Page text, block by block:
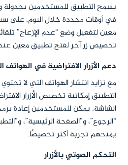
يسمح التطبيق للمستخدمين بجدولة
في أوقات محددة خلال اليوم. على
معين لتفعيل وضع “عدم الإزعاج”
تخصيص زر آخر لفتح تطبيق معين عند
دعم الأزرار الافتراضية في الهواتف
مع تزايد انتشار الهواتف التي لا
التطبيق إمكانية تخصيص الأزرار
الشاشة. يمكن للمستخدمين إعادة
“الرجوع”، و”الصفحة الرئيسية”،
يمنحهم تجربة أكثر تخصيصًا.
التحكم الصوتي بالأزرار